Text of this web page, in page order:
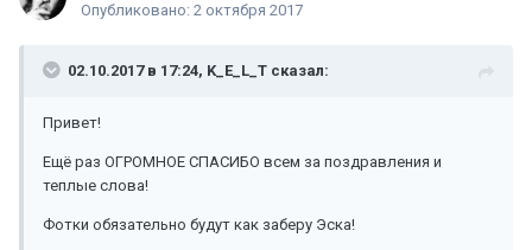
Опубликовано: 2 октября 2017
02.10.2017 в 17:24, K_E_L_T сказал:
Привет!
Ещё раз ОГРОМНОЕ СПАСИБО всем за поздравления и
теплые слова!
Фотки обязательно будут как заберу Эска!